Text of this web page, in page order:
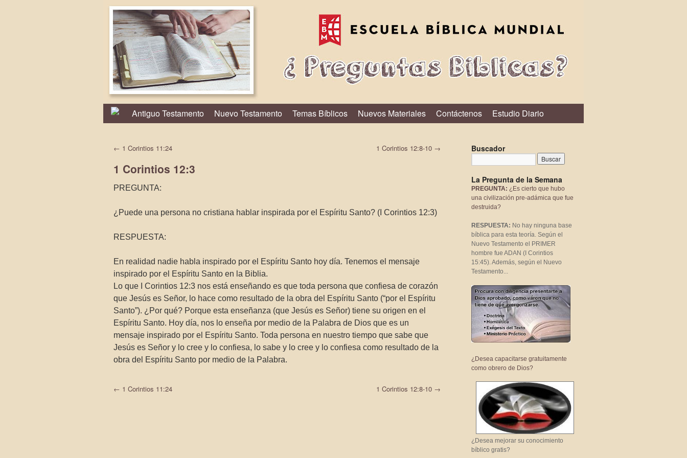
Antiguo Testamento Nuevo Testamento Temas Bíblicos Nuevos Materiales Contáctenos Estudio Diario
← 1 Corintios 11:24 1 Corintios 12:8-10 →
1 Corintios 12:3
PREGUNTA:
¿Puede una persona no cristiana hablar inspirada por el Espíritu Santo? (I Corintios 12:3)
RESPUESTA:
En realidad nadie habla inspirado por el Espíritu Santo hoy día. Tenemos el mensaje
inspirado por el Espíritu Santo en la Biblia.
Lo que I Corintios 12:3 nos está enseñando es que toda persona que confiesa de corazón
que Jesús es Señor, lo hace como resultado de la obra del Espíritu Santo (“por el Espíritu
Santo”). ¿Por qué? Porque esta enseñanza (que Jesús es Señor) tiene su origen en el
Espíritu Santo. Hoy día, nos lo enseña por medio de la Palabra de Dios que es un
mensaje inspirado por el Espíritu Santo. Toda persona en nuestro tiempo que sabe que
Jesús es Señor y lo cree y lo confiesa, lo sabe y lo cree y lo confiesa como resultado de la
obra del Espíritu Santo por medio de la Palabra.
← 1 Corintios 11:24 1 Corintios 12:8-10 →
Buscador
La Pregunta de la Semana
PREGUNTA: ¿Es cierto que hubo
una civilización pre-adámica que fue
destruida?
RESPUESTA: No hay ninguna base
bíblica para esta teoría. Según el
Nuevo Testamento el PRIMER
hombre fue ADAN (I Corintios
15:45). Además, según el Nuevo
Testamento...
¿Desea capacitarse gratuitamente
como obrero de Dios?
¿Desea mejorar su conocimiento
bíblico gratis?